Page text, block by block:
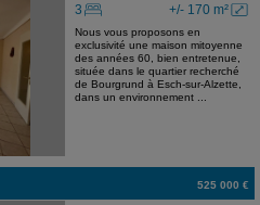
+/- 170 m²
3
Nous vous proposons en
exclusivité une maison mitoyenne
des années 60, bien entretenue,
située dans le quartier recherché
de Bourgrund à Esch-sur-Alzette,
dans un environnement ...
525 000 €